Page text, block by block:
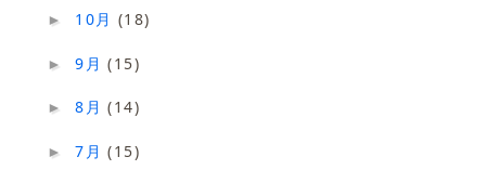
► 10月 (18)
►9月(15)
►8月(14)
►7月(15)